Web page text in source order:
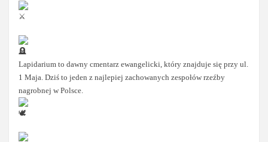
Lapidarium to dawny cmentarz ewangelicki, który znajduje się przy ul.
1 Maja. Dziś to jeden z najlepiej zachowanych zespołów rzeźby
nagrobnej w Polsce.